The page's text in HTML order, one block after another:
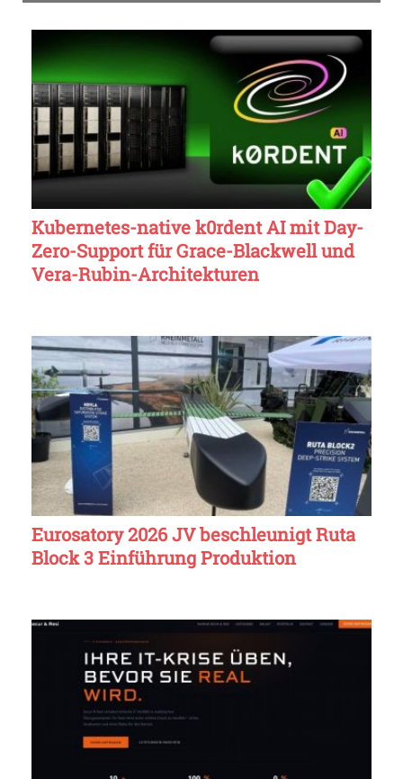
Kubernetes-native k0rdent AI mit Day-
Zero-Support für Grace-Blackwell und
Vera-Rubin-Architekturen
Eurosatory 2026 JV beschleunigt Ruta
Block 3 Einführung Produktion